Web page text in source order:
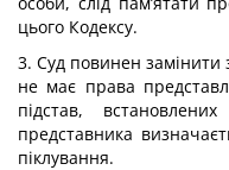
цього Кодексу.
3. Суд повинен замінити
не має права
підстав,
представника
піклування.